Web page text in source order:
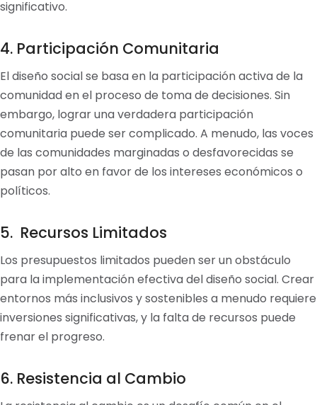
significativo.
4. Participación Comunitaria
El diseño social se basa en la participación activa de la
comunidad en el proceso de toma de decisiones. Sin
embargo, lograr una verdadera participación
comunitaria puede ser complicado. A menudo, las voces
de las comunidades marginadas o desfavorecidas se
pasan por alto en favor de los intereses económicos o
políticos.
5. Recursos Limitados
Los presupuestos limitados pueden ser un obstáculo
para la implementación efectiva del diseño social. Crear
entornos más inclusivos y sostenibles a menudo requiere
inversiones significativas, y la falta de recursos puede
frenar el progreso.
6. Resistencia al Cambio